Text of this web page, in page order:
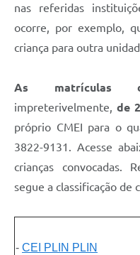
nas referidas
ocorre, por exemplo,
criança para outra
As matrículas
impreterivelmente,de
próprio CMEI para o
3822-9131. Acesse
crianças convocadas.
segue a classificação de
- CEI PLIN PLIN